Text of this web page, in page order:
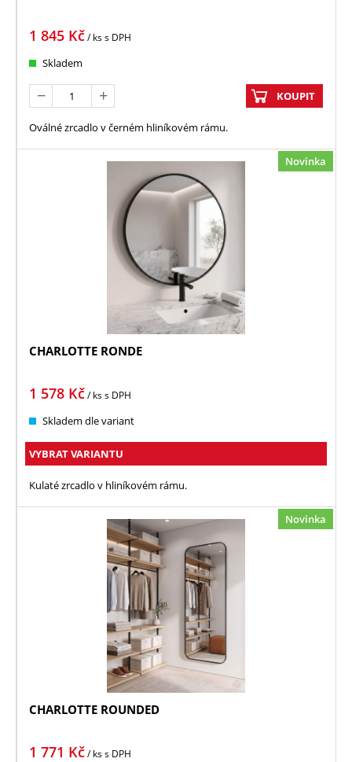
1 845 Kč/ kss DPH
Skladem
KOUPIT
Oválné zrcadlo v černém hliníkovém rámu.
Novinka
CHARLOTTE RONDE
1 578 Kč/ kss DPH
Skladem dle variant
VYBRAT VARIANTU
Kulaté zrcadlo v hliníkovém rámu.
Novinka
CHARLOTTE ROUNDED
1 771 Kč/ kss DPH